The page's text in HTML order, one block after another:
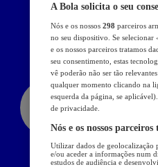
A Bola solicita o seu
Nós e os nossos 298 parceiros
no seu dispositivo. Se selecionar
e os nossos parceiros tratamos
seu consentimento, estas
vê poderão não ser tão
qualquer momento clicando na
esquerda da página, se
de privacidade.
Nós e os nossos
Utilizar dados de geolocalização
e/ou aceder a informações num
estudos de audiência e